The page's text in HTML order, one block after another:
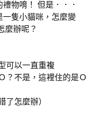
物唷！ 但是．．．
一隻小貓咪，怎麼變
麼辦呢？
可以一直重複
？不是，這裡住的是Ｏ
了怎麼辦）